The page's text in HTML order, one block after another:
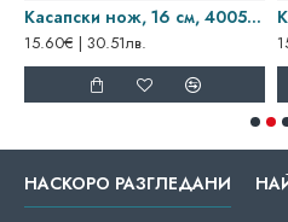
Касапски нож, 16 см, 4005 16, Giesser
15.60€ | 30.51лв.
НАСКОРО РАЗГЛЕДАНИ